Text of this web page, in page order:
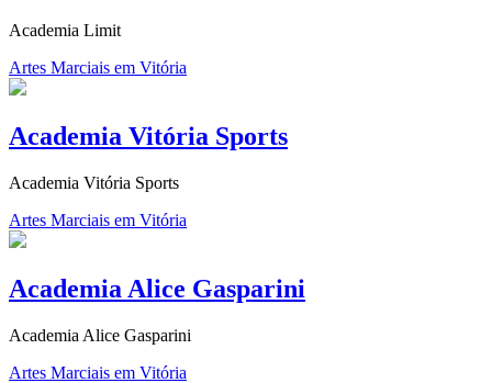
Academia Limit
Artes Marciais em Vitória
Academia Vitória Sports
Academia Vitória Sports
Artes Marciais em Vitória
Academia Alice Gasparini
Academia Alice Gasparini
Artes Marciais em Vitória